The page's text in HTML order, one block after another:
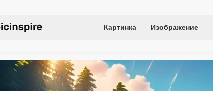
Картинка Изображение